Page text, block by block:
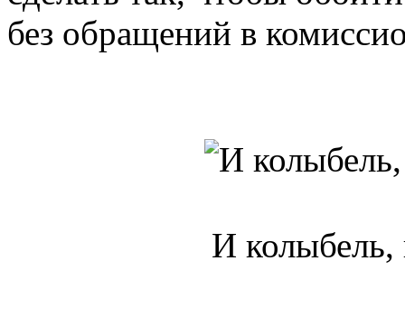
без обращений в
И колыбель,